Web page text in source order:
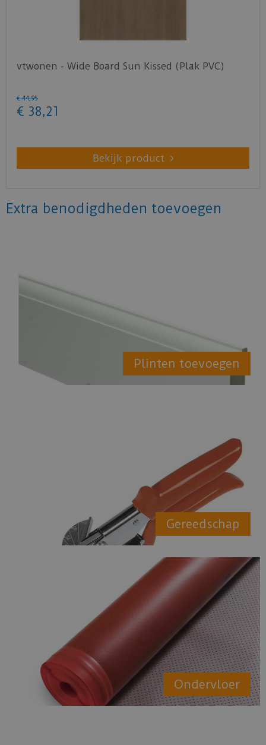
vtwonen - Wide Board Sun Kissed (Plak PVC)
€ 44,95
€ 38,21
Bekijk product
Extra benodigdheden toevoegen
Plinten toevoegen
Gereedschap
Ondervloer